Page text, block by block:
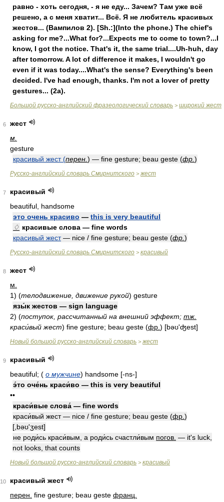
равно - хоть сегодня, - я не еду... Зачем? Там уже всё
решено, а с меня хватит... Всё. Я не любитель красивых
жестов... (Вампилов 2). [Sh.:](Into the phone.) The chief's
asking for me?...What for?...Expects me to come to town?...I
know, I got the notice. That's it, the same trial....Uh-huh, day
after tomorrow. A lot of difference it makes, I wouldn't go
even if it was today....What's the sense? Everything's been
decided. I've had enough, thanks. I'm not a lover of pretty
gestures... (2a).
Большой русско-английский фразеологический словарь > широкий жест
6
жест
м.
gesture
красивый жест (перен. ) — fine gesture; beau geste (фр. )
Русско-английский словарь Смирнитского > жест
7
красивый
beautiful, handsome
это очень красиво — this is very beautiful
♢ красивые слова — fine words
красивый жест— nice / fine gesture; beau geste (фр. )
Русско-английский словарь Смирнитского > красивый
8
жест
м.
1) (телодвижение, движение рукой) gesture
язы́к жестов — sign language
2) (поступок, рассчитанный на внешний эффект; тж.
краси́вый жест) fine gesture; beau geste (фр. ) [bəʊ'ʤest]
Новый большой русско-английский словарь > жест
9
красивый
beautiful; ( о мужчине) handsome [-ns-]
э́то оче́нь краси́во — this is very beautiful
••
краси́вые слова́ — fine words
краси́вый жест — nice / fine gesture; beau geste (фр. )
[,bəʊ'ʒest]
не роди́сь краси́вым, а роди́сь счастли́вым погов. — it's luck,
not looks, that counts
Новый большой русско-английский словарь > красивый
10
красивый жест
перен. fine gesture; beau geste франц.